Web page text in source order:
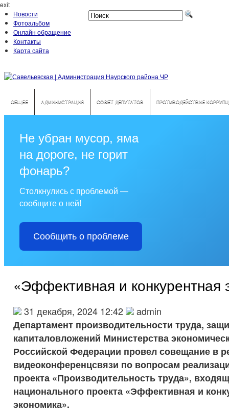
exit
Новости
Фотоальбом
Онлайн обращение
Контакты
Карта сайта
ОБЩЕЕ АДМИНИСТРАЦИЯ СОВЕТ ДЕПУТАТОВ ПРОТИВОДЕЙСТВИЕ
Не убран мусор, яма
на дороге, не горит
фонарь?
Столкнулись с проблемой —
сообщите о ней!
Сообщить о проблеме
«Эффективная и конкурентная
31 декабря, 2024 12:42
admin
Департамент производительности труда,
капиталовложений Министерства
Российской Федерации провел совещание в
видеоконференцсвязи по вопросам
проекта «Производительность труда»,
национального проекта «Эффективная и
экономика».